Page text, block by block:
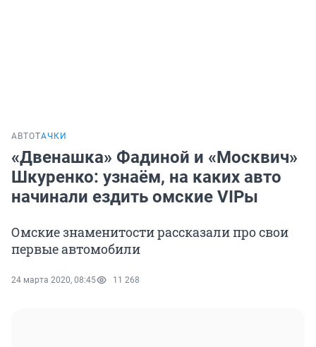
АВТОТАЧКИ
«Двенашка» Фадиной и «Москвич»
Шкуренко: узнаём, на каких авто
начинали ездить омские VIPы
Омские знаменитости рассказали про свои
первые автомобили
24 марта 2020, 08:45 11 268